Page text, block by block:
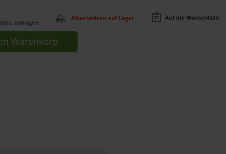
anfragen
Alternativen auf Lager Auf die Wunschliste
Warenkorb